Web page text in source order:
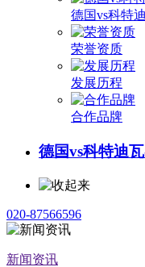
德国vs科特
荣誉资质
发展历程
合作品牌
德国vs科特迪
020-87566596
新闻资讯